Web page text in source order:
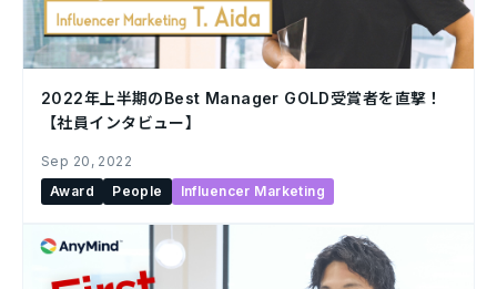
2022年上半期のBest Manager GOLD受賞者を直撃！
【社員インタビュー】
Sep 20, 2022
Award
People Influencer Marketing